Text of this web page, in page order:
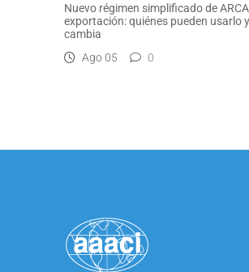
Nuevo régimen simplificado de
exportación: quiénes pueden usarlo
cambia
Ago 05
0